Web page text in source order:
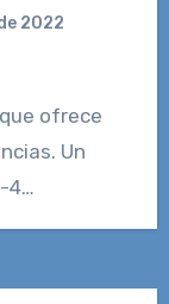
2022
ofrece
Un
4…